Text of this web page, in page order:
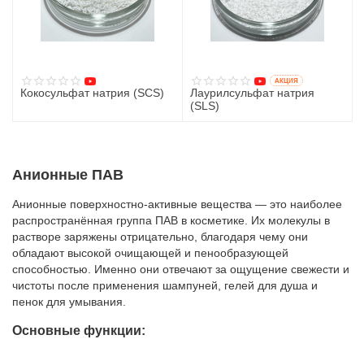
Анионные ПАВ
Анионные поверхностно-активные вещества — это наиболее
распространённая группа ПАВ в косметике. Их молекулы в
растворе заряжены отрицательно, благодаря чему они
обладают высокой очищающей и пенообразующей
способностью. Именно они отвечают за ощущение свежести и
чистоты после применения шампуней, гелей для душа и
пенок для умывания.
Основные функции:
Кокосульфат натрия (SCS)
AКЦИЯ
Лаурилсульфат натрия
(SLS)
135 руб.